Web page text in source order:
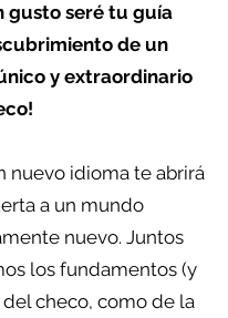
gusto seré tu guía
de un
y extraordinario
nuevo idioma te abrirá
a un mundo
nuevo. Juntos
los fundamentos (y
checo, como de la